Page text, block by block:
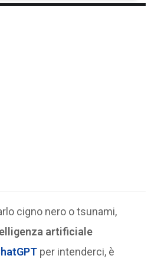
cigno nero o tsunami,
artificiale
per intenderci, è